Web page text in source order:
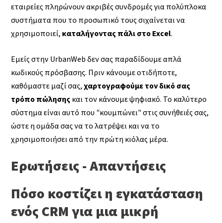
εταιρείες πληρώνουν ακριβές συνδρομές για πολύπλοκα
συστήματα που το προσωπικό τους σιχαίνεται να
χρησιμοποιεί,καταλήγοντας πάλι στο Excel.
Εμείς στην UrbanWeb δεν σας παραδίδουμε απλά
κωδικούς πρόσβασης. Πριν κάνουμε οτιδήποτε,
καθόμαστε μαζί σας,χαρτογραφούμε τον δικό σας
τρόπο πώλησης και τον κάνουμε ψηφιακό. Το καλύτερο
σύστημα είναι αυτό που "κουμπώνει" στις συνήθειές σας,
ώστε η ομάδα σας να το λατρέψει και να το
χρησιμοποιήσει από την πρώτη κιόλας μέρα.
Ερωτήσεις - Απαντήσεις
Πόσο κοστίζει η εγκατάσταση
ενός CRM για μια μικρή